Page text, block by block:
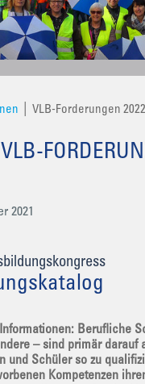
VLB-Forderungen 2022
VLB-
2021
Berufliche
– sind primär darauf
und Schüler so zu
Kompetenzen